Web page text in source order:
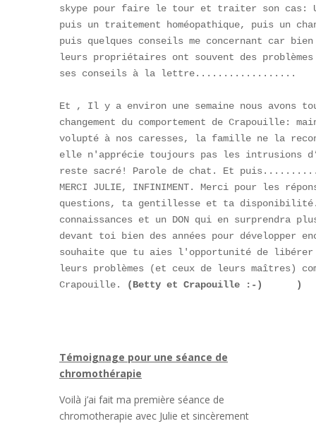
skype pour faire le tour et traiter son cas:
puis un traitement homéopathique, puis un
puis quelques conseils me concernant car
leurs propriétaires ont souvent des
ses conseils à la lettre..................
Et , Il y a environ une semaine nous avons
changement du comportement de Crapouille:
volupté à nos caresses, la famille ne la
elle n'apprécie toujours pas les intrusions
reste sacré! Parole de chat. Et
MERCI JULIE, INFINIMENT. Merci pour les
questions, ta gentillesse et ta
connaissances et un DON qui en surprendra
devant toi bien des années pour développer
souhaite que tu aies l'opportunité de libérer
leurs problèmes (et ceux de leurs maîtres)
Crapouille.
(Betty et Crapouille :-)      )
Témoignage pour une séance de
chromothérapie
Voilà j’ai fait ma première séance de
chromotherapie avec Julie et sincèrement